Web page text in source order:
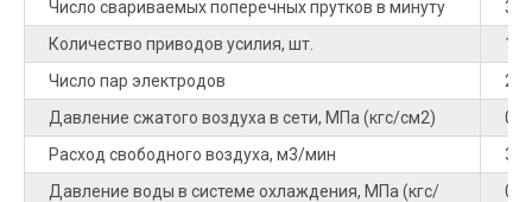
Число свариваемых поперечных прутков в минуту
30
Количество приводов усилия, шт.
10
Число пар электродов
20
Давление сжатого воздуха в сети, МПа (кгс/см2)
Расход свободного воздуха, м3/мин
3
Давление воды в системе охлаждения, МПа (кгс/